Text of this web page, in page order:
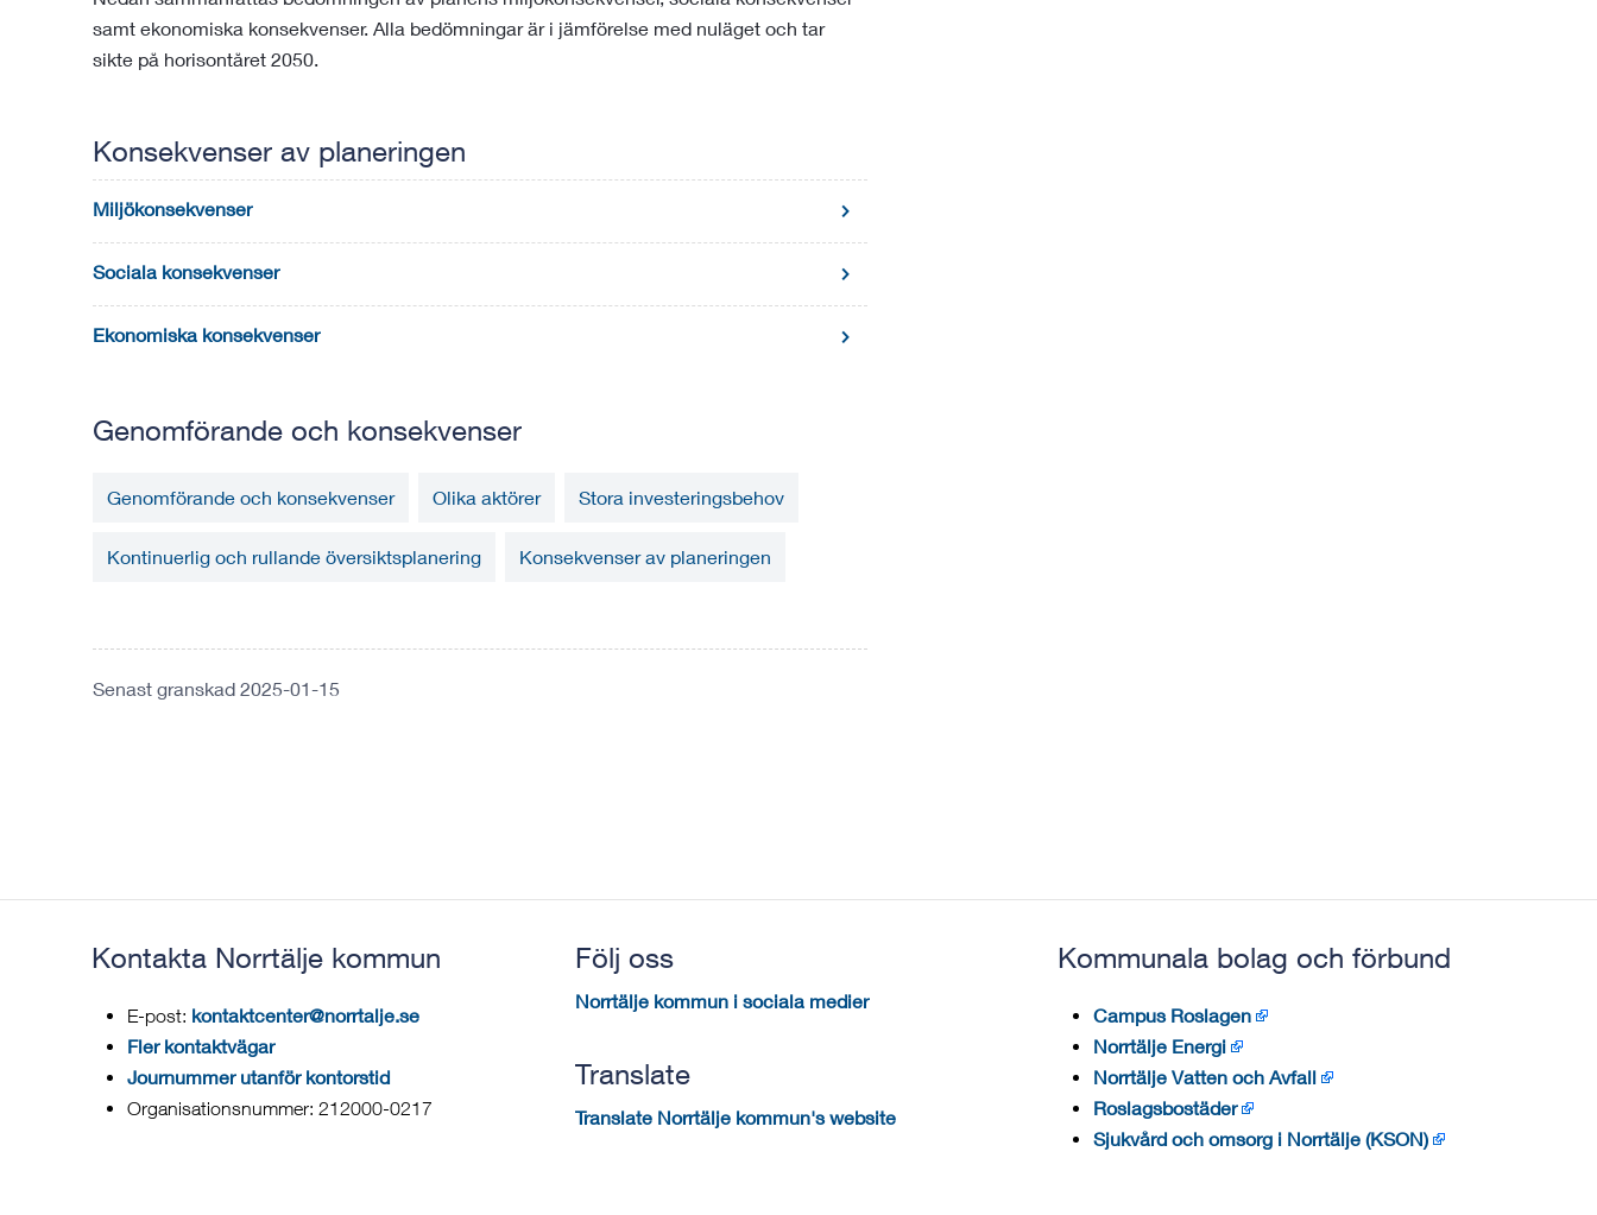
samt ekonomiska konsekvenser. Alla bedömningar är i jämförelse med nuläget och tar
sikte på horisontåret 2050.
Konsekvenser av planeringen
Miljökonsekvenser
Sociala konsekvenser
Ekonomiska konsekvenser
Genomförande och konsekvenser
Genomförande och konsekvenser Olika aktörer Stora investeringsbehov
Kontinuerlig och rullande översiktsplanering Konsekvenser av planeringen
Senast granskad 2025-01-15
Kontakta Norrtälje kommun
E-post: kontaktcenter@norrtalje.se
Fler kontaktvägar
Journummer utanför kontorstid
Organisationsnummer: 212000-0217
Följ oss
Norrtälje kommun i sociala medier
Translate
Translate Norrtälje kommun's website
Kommunala bolag och förbund
Campus Roslagen
Norrtälje Energi
Norrtälje Vatten och Avfall
Roslagsbostäder
Sjukvård och omsorg i Norrtälje (KSON)